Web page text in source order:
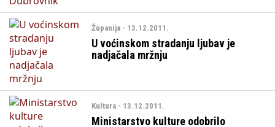
Županija - 13.12.2011.
U voćinskom stradanju ljubav je
nadjačala mržnju
Kultura - 13.12.2011.
Ministarstvo kulture odobrilo